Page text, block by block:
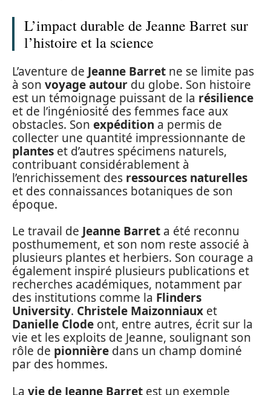
L’impact durable de Jeanne Barret sur
l’histoire et la science
L’aventure de Jeanne Barret ne se limite pas
à son voyage autour du globe. Son histoire
est un témoignage puissant de la résilience
et de l’ingéniosité des femmes face aux
obstacles. Son expédition a permis de
collecter une quantité impressionnante de
plantes et d’autres spécimens naturels,
contribuant considérablement à
l’enrichissement des ressources naturelles
et des connaissances botaniques de son
époque.
Le travail de Jeanne Barret a été reconnu
posthumement, et son nom reste associé à
plusieurs plantes et herbiers. Son courage a
également inspiré plusieurs publications et
recherches académiques, notamment par
des institutions comme la Flinders
University. Christele Maizonniaux et
Danielle Clode ont, entre autres, écrit sur la
vie et les exploits de Jeanne, soulignant son
rôle de pionnière dans un champ dominé
par des hommes.
La vie de Jeanne Barret est un exemple